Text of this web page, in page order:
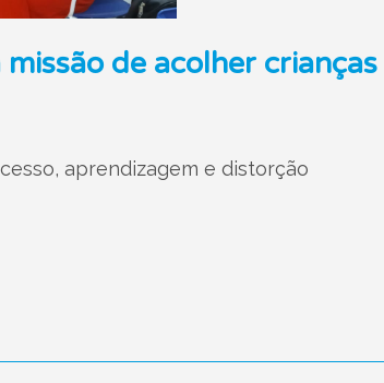
de acolher crianças
aprendizagem e distorção